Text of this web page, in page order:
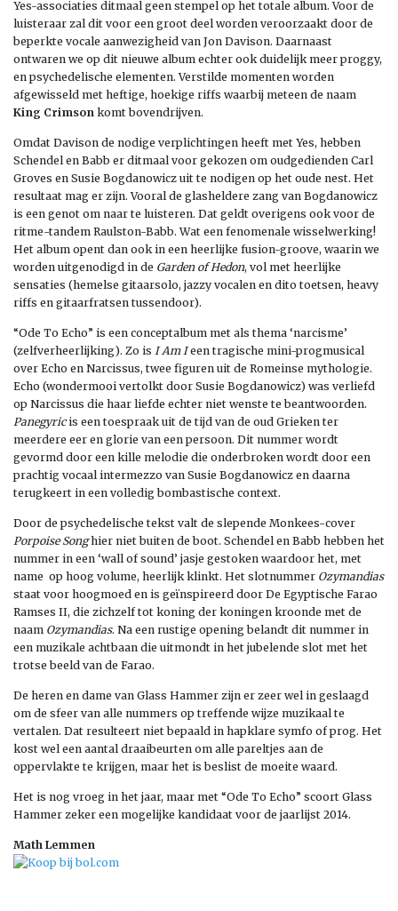
Yes-associaties ditmaal geen stempel op het totale album. Voor de
luisteraar zal dit voor een groot deel worden veroorzaakt door de
beperkte vocale aanwezigheid van Jon Davison. Daarnaast
ontwaren we op dit nieuwe album echter ook duidelijk meer proggy,
en psychedelische elementen. Verstilde momenten worden
afgewisseld met heftige, hoekige riffs waarbij meteen de naam
King Crimson komt bovendrijven.
Omdat Davison de nodige verplichtingen heeft met Yes, hebben
Schendel en Babb er ditmaal voor gekozen om oudgedienden Carl
Groves en Susie Bogdanowicz uit te nodigen op het oude nest. Het
resultaat mag er zijn. Vooral de glasheldere zang van Bogdanowicz
is een genot om naar te luisteren. Dat geldt overigens ook voor de
ritme-tandem Raulston-Babb. Wat een fenomenale wisselwerking!
Het album opent dan ook in een heerlijke fusion-groove, waarin we
worden uitgenodigd in de Garden of Hedon, vol met heerlijke
sensaties (hemelse gitaarsolo, jazzy vocalen en dito toetsen, heavy
riffs en gitaarfratsen tussendoor).
“Ode To Echo” is een conceptalbum met als thema ‘narcisme’
(zelfverheerlijking). Zo is I Am Ieen tragische mini-progmusical
over Echo en Narcissus, twee figuren uit de Romeinse mythologie.
Echo (wondermooi vertolkt door Susie Bogdanowicz) was verliefd
op Narcissus die haar liefde echter niet wenste te beantwoorden.
Panegyricis een toespraak uit de tijd van de oud Grieken ter
meerdere eer en glorie van een persoon. Dit nummer wordt
gevormd door een kille melodie die onderbroken wordt door een
prachtig vocaal intermezzo van Susie Bogdanowicz en daarna
terugkeert in een volledig bombastische context.
Door de psychedelische tekst valt de slepende Monkees-cover
Porpoise Songhier niet buiten de boot. Schendel en Babb hebben het
nummer in een ‘wall of sound’ jasje gestoken waardoor het, met
name op hoog volume, heerlijk klinkt. Het slotnummer Ozymandias
staat voor hoogmoed en is geïnspireerd door De Egyptische Farao
Ramses II, die zichzelf tot koning der koningen kroonde met de
naam Ozymandias. Na een rustige opening belandt dit nummer in
een muzikale achtbaan die uitmondt in het jubelende slot met het
trotse beeld van de Farao.
De heren en dame van Glass Hammer zijn er zeer wel in geslaagd
om de sfeer van alle nummers op treffende wijze muzikaal te
vertalen. Dat resulteert niet bepaald in hapklare symfo of prog. Het
kost wel een aantal draaibeurten om alle pareltjes aan de
oppervlakte te krijgen, maar het is beslist de moeite waard.
Het is nog vroeg in het jaar, maar met “Ode To Echo” scoort Glass
Hammer zeker een mogelijke kandidaat voor de jaarlijst 2014.
Math Lemmen